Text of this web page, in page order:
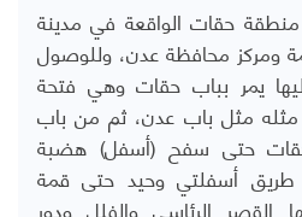
حقات الواقعة في مدينة
ومركز محافظة عدن، وللوصول
يمر بباب حقات وهي فتحة
مثله مثل باب عدن، ثم من باب
حتى سفح (أسفل) هضبة
طريق أسفلتي وحيد حتى قمة
القصر الرئاسي والفلل ودور